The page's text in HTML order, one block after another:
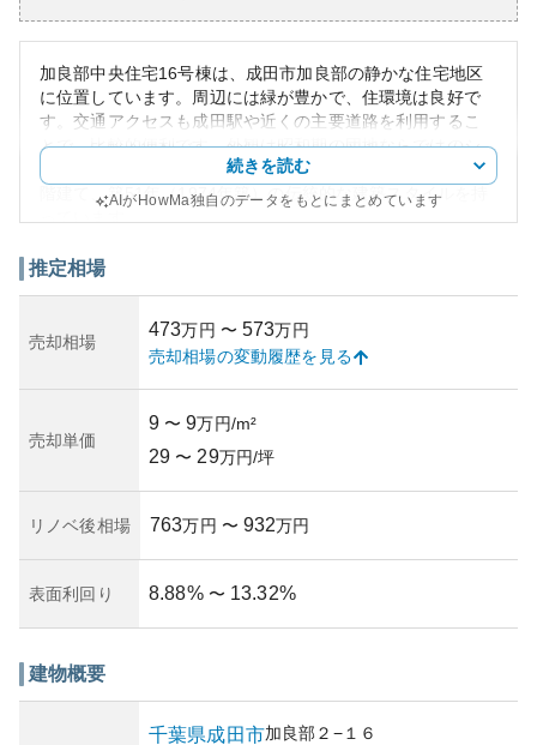
加良部中央住宅16号棟は、成田市加良部の静かな住宅地区
に位置しています。周辺には緑が豊かで、住環境は良好で
す。交通アクセスも成田駅や近くの主要道路を利用するこ
とで、比較的便利です。外観は昭和期の団地ならではのシ
ンプルなデザインで、RC（鉄筋コンクリート）造の地上4
階建て、築51年（1974年築）の伝統的な建築スタイルを持
り、耐用年数を考慮しつつもそこそこの安心感がありま
住者の満足度も高いかもしれませんが、そこは購入前に確
認すべき重要な点です。長期間に渡る資産価値の維持には
中長期的な修繕積立金の確認は欠かせません。日本の高齢
エリアではリスクも伴います。
続きを読む
AIがHowMa独自のデータをもとにまとめています
推定相場
売却相場
473万円 〜 573万円
売却相場の変動履歴を見る
売却単価
9 〜 9万円/m²
29 〜 29万円/坪
リノベ後相場 763万円 〜 932万円
表面利回り 8.88% 〜 13.32%
建物概要
千葉県成田市加良部２−１６